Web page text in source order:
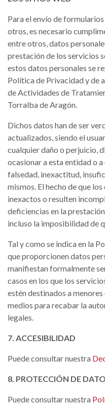
Para el envío de
otros, es necesario
entre otros, datos
prestación de los servicios
estos datos personales se
Política de Privacidad y de
de Actividades de
Torralba de Aragón.
Dichos datos han de ser
actualizados, siendo el
cualquier daño o perjuicio,
ocasionar a esta entidad o
falsedad, inexactitud,
mismos. El hecho de que
inexactos o resulten
deficiencias en la
incluso la imposibilidad de
Tal y como se indica en la
que proporcionen datos
manifiestan formalmente
casos en los que los
estén destinados a
medios para recabar la
legales.
7. ACCESIBILIDAD
Puede consultar nuestra
8. PROTECCIÓN DE
Puede consultar nuestra